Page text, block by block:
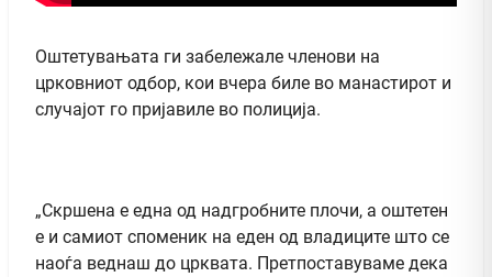
Оштетувањата ги забележале членови на
црковниот одбор, кои вчера биле во манастирот и
случајот го пријавиле во полиција.
„Скршена е една од надгробните плочи, а оштетен
е и самиот споменик на еден од владиците што се
наоѓа веднаш до црквата. Претпоставуваме дека